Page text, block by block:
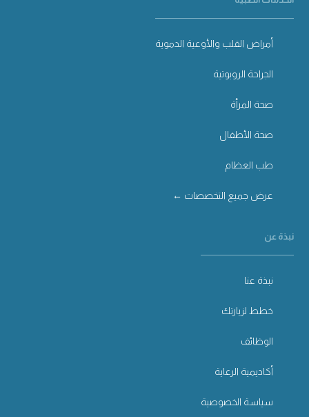
أمراض القلب والأوعية الدموية
الجراحة الروبوتية
صحة المرأة
صحة الأطفال
طب العظام
عرض جميع التخصصات ←
نبذة عن
نبذة عنا
خطط لزيارتك
الوظائف
أكاديمية الرعاية
سياسة الخصوصية